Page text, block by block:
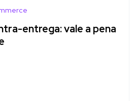
entrega: vale a pena